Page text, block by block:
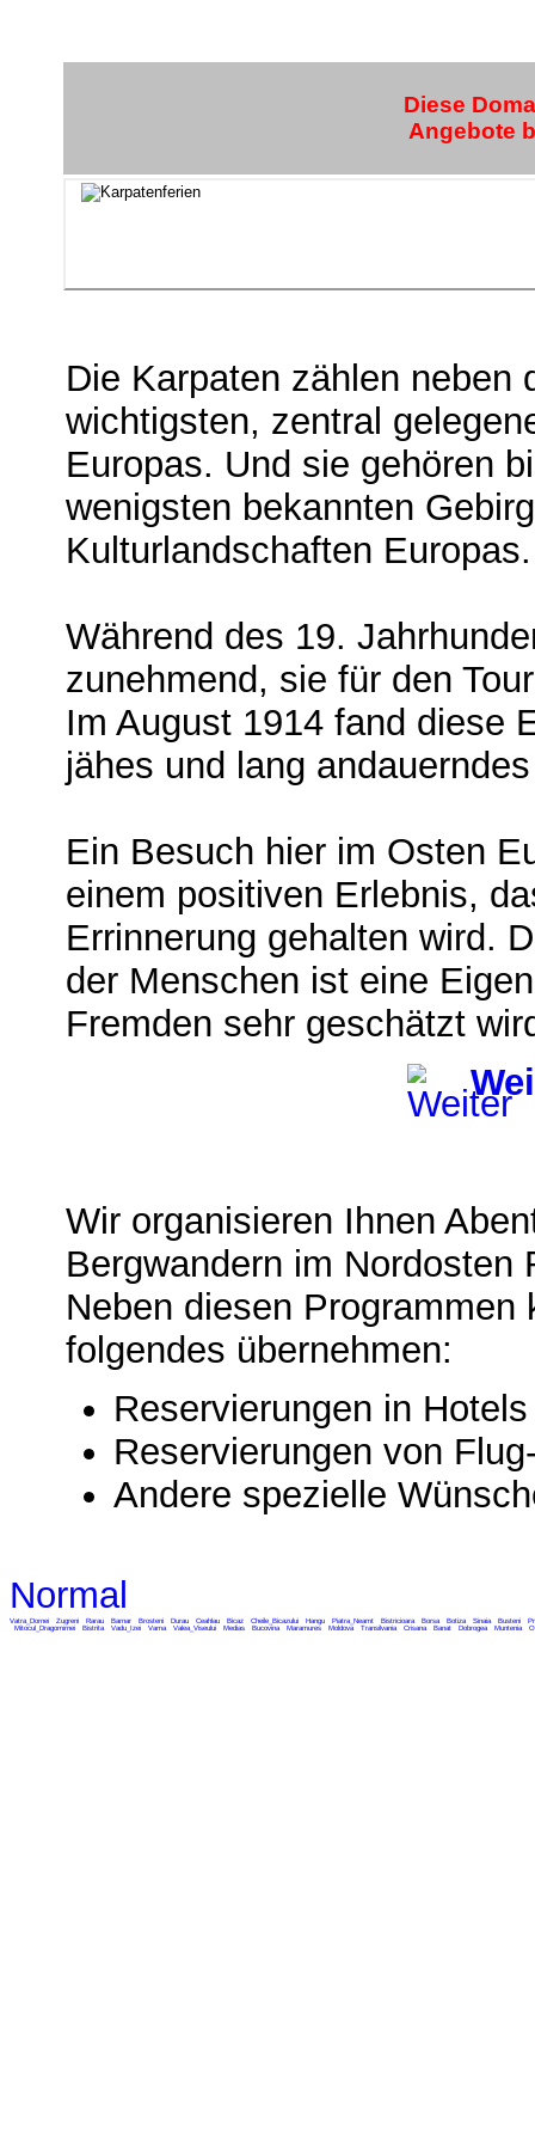
Diese
Angebote
Die Karpaten zählen neben
wichtigsten, zentral
Europas. Und sie gehören
wenigsten bekannten
Kulturlandschaften Europas.
Während des 19.
zunehmend, sie für den
Im August 1914 fand diese
jähes und lang
Ein Besuch hier im Osten
einem positiven Erlebnis,
Errinnerung gehalten wird.
der Menschen ist eine
Fremden sehr geschätzt
Wir organisieren Ihnen
Bergwandern im Nordosten
Neben diesen Programmen
folgendes übernehmen:
Reservierungen in
Reservierungen von
Andere spezielle
Normal
Vatra_Dornei Zugreni Rarau Barnar Brosteni Durau Ceahlau Bicaz Cheile_Bicazului Hangu Piatra_Neamt Bistricioara Borsa Botiza Sinaia Busteni
Mitocul_Dragomirnei
Bistrita Vadu_Izei Vama Valea_Viseului Medias Bucovina Maramures Moldova Transilvania Crisana Banat Dobrogea Muntenia